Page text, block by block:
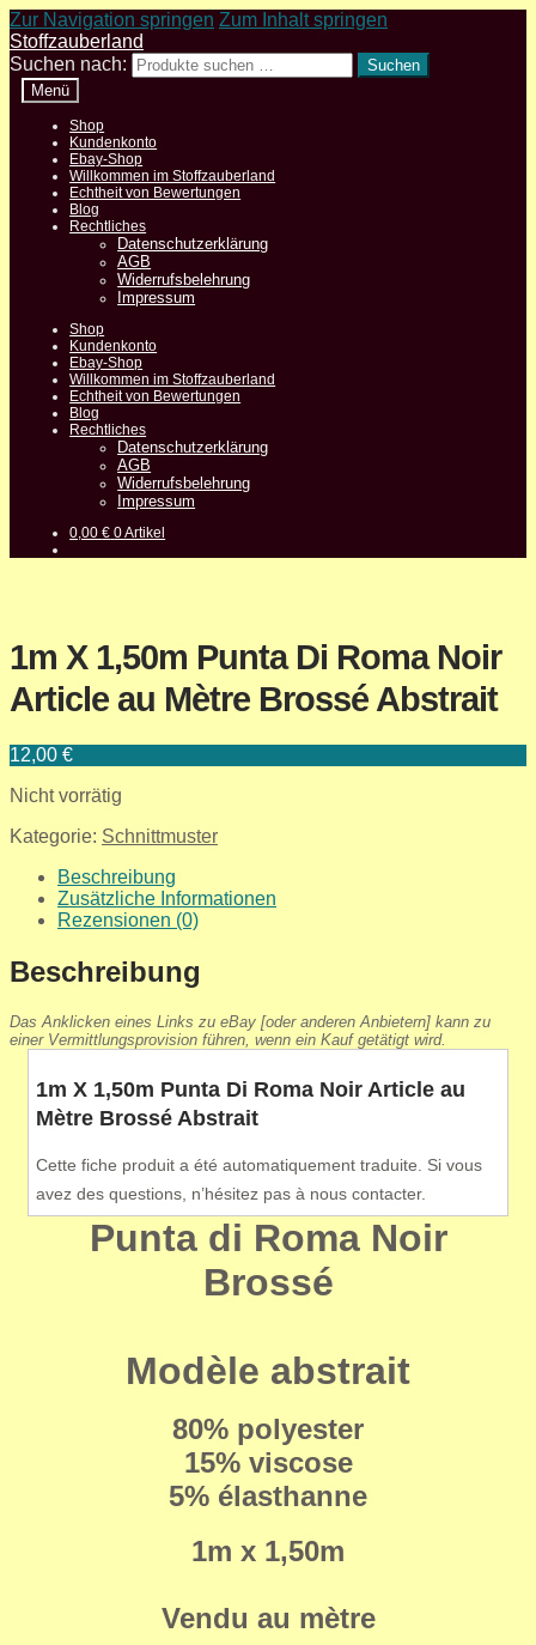
Zur Navigation springen Zum Inhalt springen
Stoffzauberland
Suchen nach:
Suchen
Menü
Shop
Kundenkonto
Ebay-Shop
Willkommen im Stoffzauberland
Echtheit von Bewertungen
Blog
Rechtliches
Datenschutzerklärung
AGB
Widerrufsbelehrung
Impressum
Shop
Kundenkonto
Ebay-Shop
Willkommen im Stoffzauberland
Echtheit von Bewertungen
Blog
Rechtliches
Datenschutzerklärung
AGB
Widerrufsbelehrung
Impressum
0,00€ 0 Artikel
1m X 1,50m Punta Di Roma Noir
Article au Mètre Brossé Abstrait
12,00 €
Nicht vorrätig
Kategorie: Schnittmuster
Beschreibung
Zusätzliche Informationen
Rezensionen (0)
Beschreibung
Das Anklicken eines Links zu eBay [oder anderen Anbietern] kann zu
einer Vermittlungsprovision führen, wenn ein Kauf getätigt wird.
1m X 1,50m Punta Di Roma Noir Article au
Mètre Brossé Abstrait
Cette fiche produit a été automatiquement traduite. Si vous
avez des questions, n’hésitez pas à nous contacter.
Punta di Roma Noir
Brossé
Modèle abstrait
80% polyester
15% viscose
5% élasthanne
1m x 1,50m
Vendu au mètre